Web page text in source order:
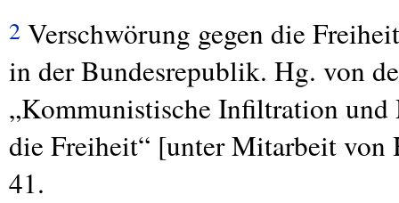
2 Verschwörung gegen die
in der Bundesrepublik. Hg. von
„Kommunistische Infiltration
die Freiheit“ [unter Mitarbeit
41.